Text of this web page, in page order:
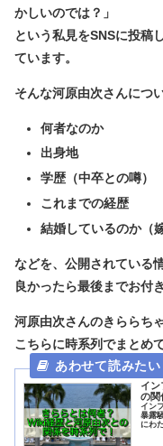
かしいのでは？」
という私見をSNSに投稿
ています。
そんな河原由次さんについ
何者なのか
出身地
学歴（中卒との噂）
これまでの経歴
結婚しているのか（
などを、公開されている
良かったら最後までお付
河原由次さんのきららち
こちらに時系列でまとめ
イン
の関
イン
暴露
にわ